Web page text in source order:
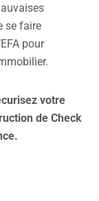
se faire
pour
votre
de Check